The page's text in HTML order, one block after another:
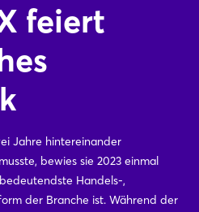
feiert
Jahre hintereinander
bewies sie 2023 einmal
Handels-,
der Branche ist. Während der